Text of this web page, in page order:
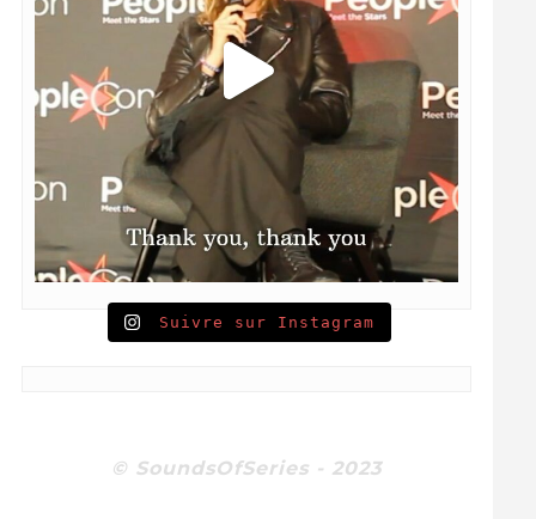
Suivre sur Instagram
© SoundsOfSeries - 2023